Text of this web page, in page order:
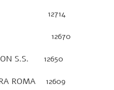
12714
12670
S.S. 12650
ROMA 12609